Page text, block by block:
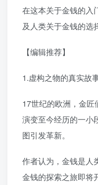
在这本关于金钱的入
及人类关于金钱的选
【编辑推荐】
1.虚构之物的真实故
17世纪的欧洲，金
演变至今经历的一小
图引发革新。
作者认为，金钱是人
金钱的探索之旅即将